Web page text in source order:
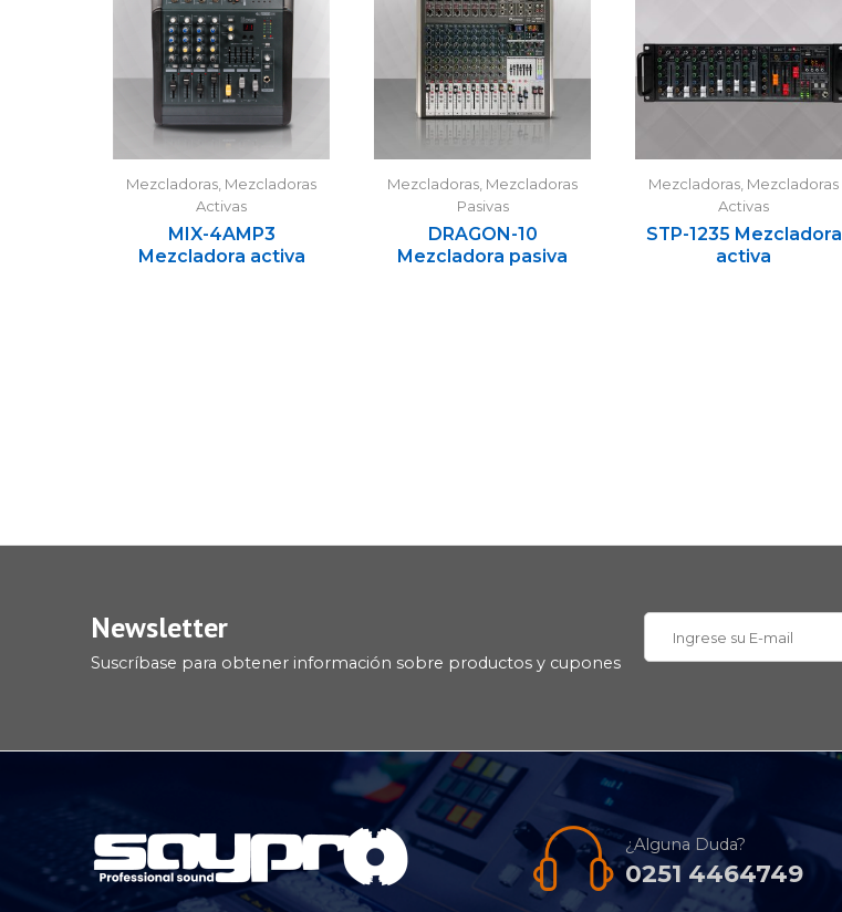
Mezcladoras, Mezcladoras
Activas
MIX-4AMP3
Mezcladora activa
Mezcladoras, Mezcladoras
Pasivas
DRAGON-10
Mezcladora pasiva
Mezcladoras, Mezcladoras
Activas
STP-1235 Mezcladora
activa
Newsletter
Suscríbase para obtener información sobre productos y cupones
¿Alguna Duda?
0251 4464749